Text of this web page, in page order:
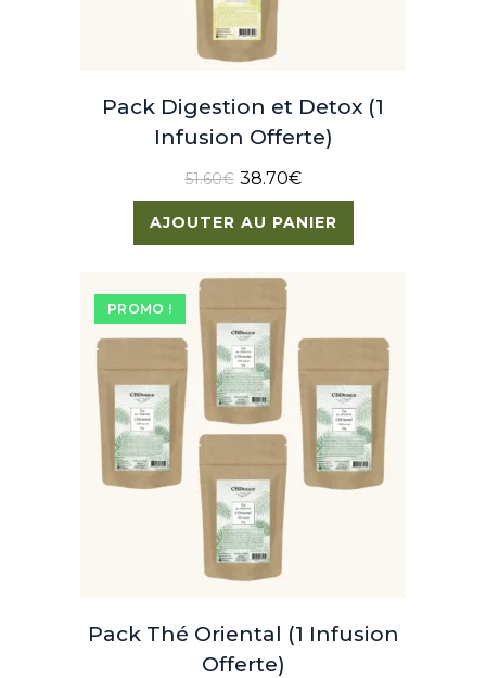
Pack Digestion et Detox (1
Infusion Offerte)
51.60€ 38.70€
AJOUTER AU PANIER
PROMO !
Pack Thé Oriental (1 Infusion
Offerte)